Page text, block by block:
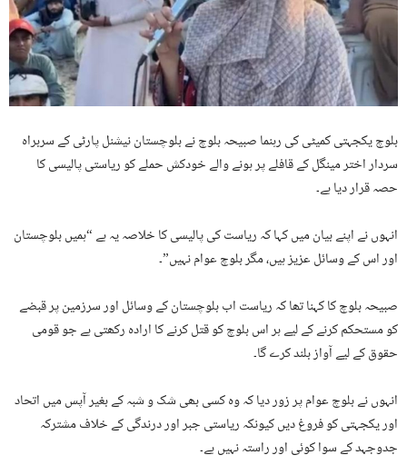
بلوچ یکجہتی کمیٹی کی رہنما صبیحہ بلوچ نے بلوچستان نیشنل پارٹی کے سربراہ
سردار اختر مینگل کے قافلے پر ہونے والے خودکش حملے کو ریاستی پالیسی کا
حصہ قرار دیا ہے۔
انہوں نے اپنے بیان میں کہا کہ ریاست کی پالیسی کا خلاصہ یہ ہے “ہمیں بلوچستان
اور اس کے وسائل عزیز ہیں، مگر بلوچ عوام نہیں”۔
صبیحہ بلوچ کا کہنا تھا کہ ریاست اب بلوچستان کے وسائل اور سرزمین پر قبضے
کو مستحکم کرنے کے لیے ہر اس بلوچ کو قتل کرنے کا ارادہ رکھتی ہے جو قومی
حقوق کے لیے آواز بلند کرے گا۔
انہوں نے بلوچ عوام پر زور دیا کہ وہ کسی بھی شک و شبہ کے بغیر آپس میں اتحاد
اور یکجہتی کو فروغ دیں کیونکہ ریاستی جبر اور درندگی کے خلاف مشترکہ
جدوجہد کے سوا کوئی اور راستہ نہیں ہے۔